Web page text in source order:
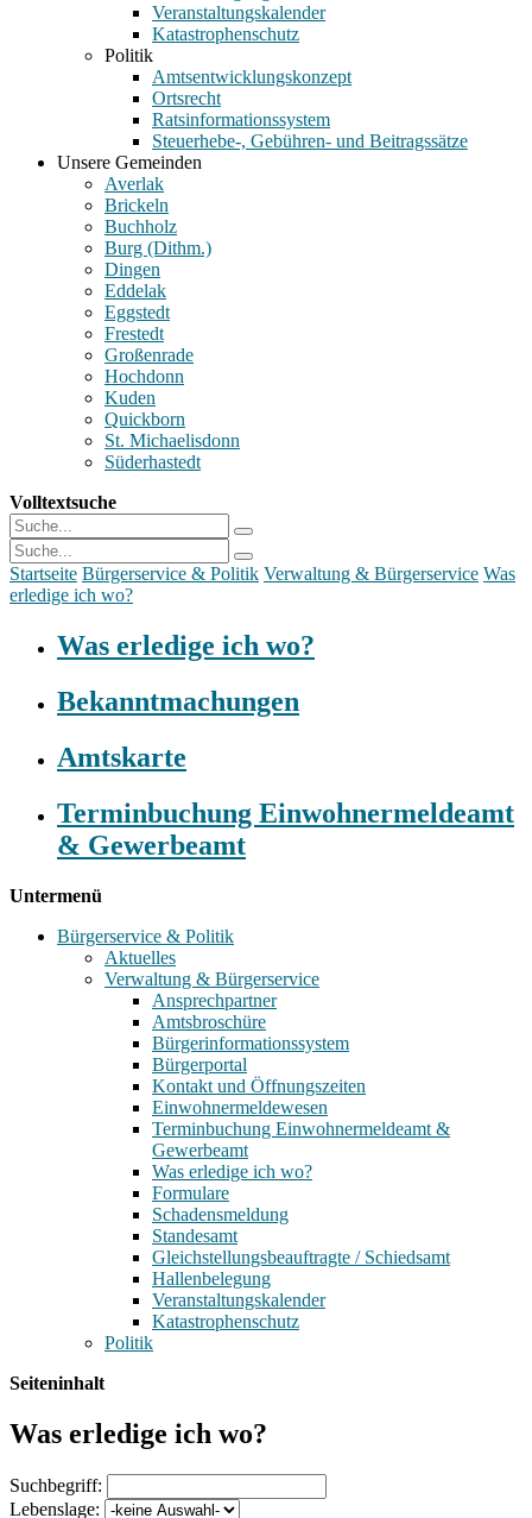
Veranstaltungskalender
Katastrophenschutz
Politik
Amtsentwicklungskonzept
Ortsrecht
Ratsinformationssystem
Steuerhebe-, Gebühren- und Beitragssätze
Unsere Gemeinden
Averlak
Brickeln
Buchholz
Burg (Dithm.)
Dingen
Eddelak
Eggstedt
Frestedt
Großenrade
Hochdonn
Kuden
Quickborn
St. Michaelisdonn
Süderhastedt
Volltextsuche
Startseite Bürgerservice & Politik Verwaltung & Bürgerservice Was
erledige ich wo?
Was erledige ich wo?
Bekanntmachungen
Amtskarte
Terminbuchung Einwohnermeldeamt
& Gewerbeamt
Untermenü
Bürgerservice & Politik
Aktuelles
Verwaltung & Bürgerservice
Ansprechpartner
Amtsbroschüre
Bürgerinformationssystem
Bürgerportal
Kontakt und Öffnungszeiten
Einwohnermeldewesen
Terminbuchung Einwohnermeldeamt &
Gewerbeamt
Was erledige ich wo?
Formulare
Schadensmeldung
Standesamt
Gleichstellungsbeauftragte / Schiedsamt
Hallenbelegung
Veranstaltungskalender
Katastrophenschutz
Politik
Seiteninhalt
Was erledige ich wo?
Suchbegriff:
Lebenslage: